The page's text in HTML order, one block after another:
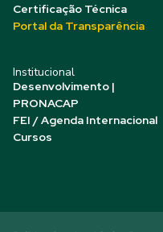
Certificação Técnica
Portal da Transparência
Institucional
Desenvolvimento |
PRONACAP
FEI / Agenda Internacional
Cursos